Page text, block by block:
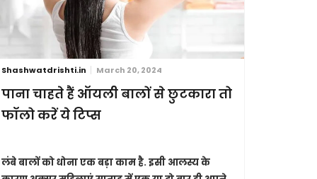
Shashwatdrishti.in March 20, 2024
पाना चाहते हैं ऑयली बालों से छुटकारा तो
फॉलो करें ये टिप्स
लंबे बालों को धोना एक बड़ा काम है. इसी आलस्य के